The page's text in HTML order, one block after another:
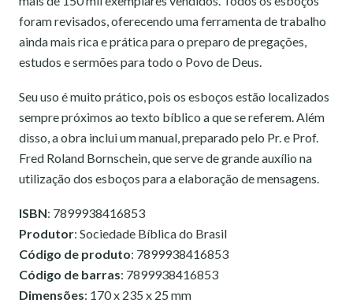
foram revisados, oferecendo uma ferramenta de trabalho
ainda mais rica e prática para o preparo de pregações,
estudos e sermões para todo o Povo de Deus.
Seu uso é muito prático, pois os esboços estão localizados
sempre próximos ao texto bíblico a que se referem. Além
disso, a obra inclui um manual, preparado pelo Pr. e Prof.
Fred Roland Bornschein, que serve de grande auxílio na
utilização dos esboços para a elaboração de mensagens.
ISBN: 7899938416853
Produtor: Sociedade Bíblica do Brasil
Código de produto: 7899938416853
Código de barras: 7899938416853
Dimensões: 170 x 235 x 25 mm